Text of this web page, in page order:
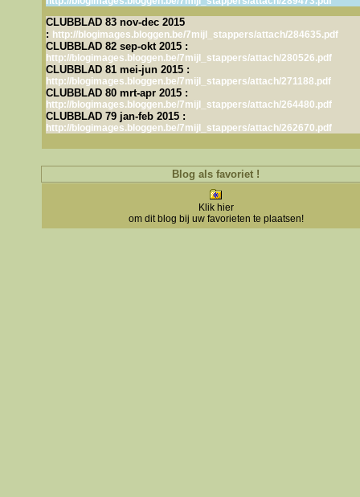
CLUBBLAD 83 nov-dec 2015
: http://blogimages.bloggen.be/7mijl_stappers/attach/284635.pdf
CLUBBLAD 82 sep-okt 2015 :
http://blogimages.bloggen.be/7mijl_stappers/attach/280526.pdf
CLUBBLAD 81 mei-jun 2015 :
http://blogimages.bloggen.be/7mijl_stappers/attach/271188.pdf
CLUBBLAD 80 mrt-apr 2015 :
http://blogimages.bloggen.be/7mijl_stappers/attach/264480.pdf
CLUBBLAD 79 jan-feb 2015 :
http://blogimages.bloggen.be/7mijl_stappers/attach/262670.pdf
Blog als favoriet !
Klik hier
om dit blog bij uw favorieten te plaatsen!